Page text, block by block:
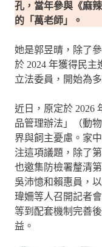
孔，當年參與《麻
的「萬老師」。
她是郭昱晴，除了
於 2024 年獲得民主
立法委員，開始為
近日，原定於 2026
品管理辦法」（動
界與飼主憂慮。家
注這項議題，除了
也邀集防檢署釐清
吳沛憶和賴惠員，
瑋姍等人召開記者
等到配套機制完善
益。